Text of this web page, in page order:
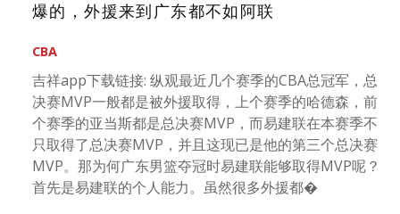
爆的，外援来到广东都不如阿联
CBA
吉祥app下载链接: 纵观最近几个赛季的CBA总冠军，总
决赛MVP一般都是被外援取得，上个赛季的哈德森，前
个赛季的亚当斯都是总决赛MVP，而易建联在本赛季不
只取得了总决赛MVP，并且这现已是他的第三个总决赛
MVP。那为何广东男篮夺冠时易建联能够取得MVP呢？
首先是易建联的个人能力。虽然很多外援都�